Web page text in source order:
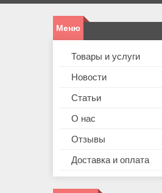
Товары и услуги
Новости
Статьи
О нас
Отзывы
Доставка и оплата